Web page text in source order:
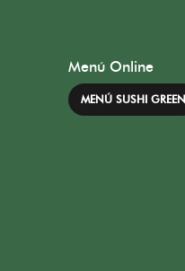
Menú Online
MENÚ SUSHI GREEN